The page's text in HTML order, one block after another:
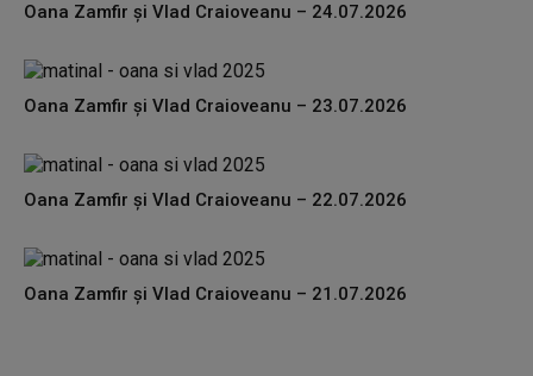
Oana Zamfir și Vlad Craioveanu – 24.07.2026
Oana Zamfir și Vlad Craioveanu – 23.07.2026
Oana Zamfir și Vlad Craioveanu – 22.07.2026
Oana Zamfir și Vlad Craioveanu – 21.07.2026